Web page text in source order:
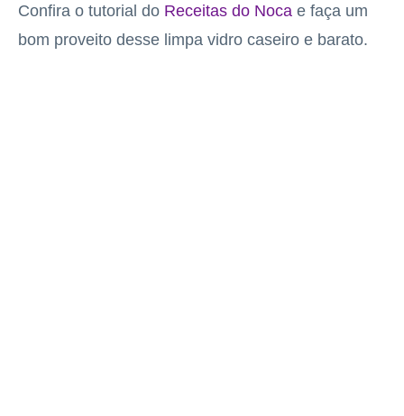
Confira o tutorial do Receitas do Noca e faça um
bom proveito desse limpa vidro caseiro e barato.